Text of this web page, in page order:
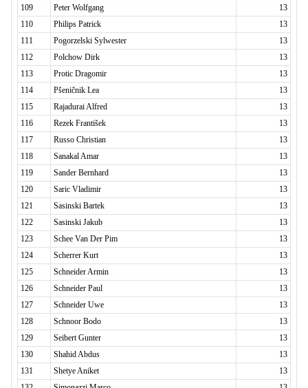
109
Peter Wolfgang
13
110
Philips Patrick
13
111
Pogorzelski Sylwester
13
112
Polchow Dirk
13
113
Protic Dragomir
13
114
Pšeničnik Lea
13
115
Rajadurai Alfred
13
116
Rezek František
13
117
Russo Christian
13
118
Sanakal Amar
13
119
Sander Bernhard
13
120
Saric Vladimir
13
121
Sasinski Bartek
13
122
Sasinski Jakub
13
123
Schee Van Der Pim
13
124
Scherrer Kurt
13
125
Schneider Armin
13
126
Schneider Paul
13
127
Schneider Uwe
13
128
Schnoor Bodo
13
129
Seibert Gunter
13
130
Shahid Abdus
13
131
Shetye Aniket
13